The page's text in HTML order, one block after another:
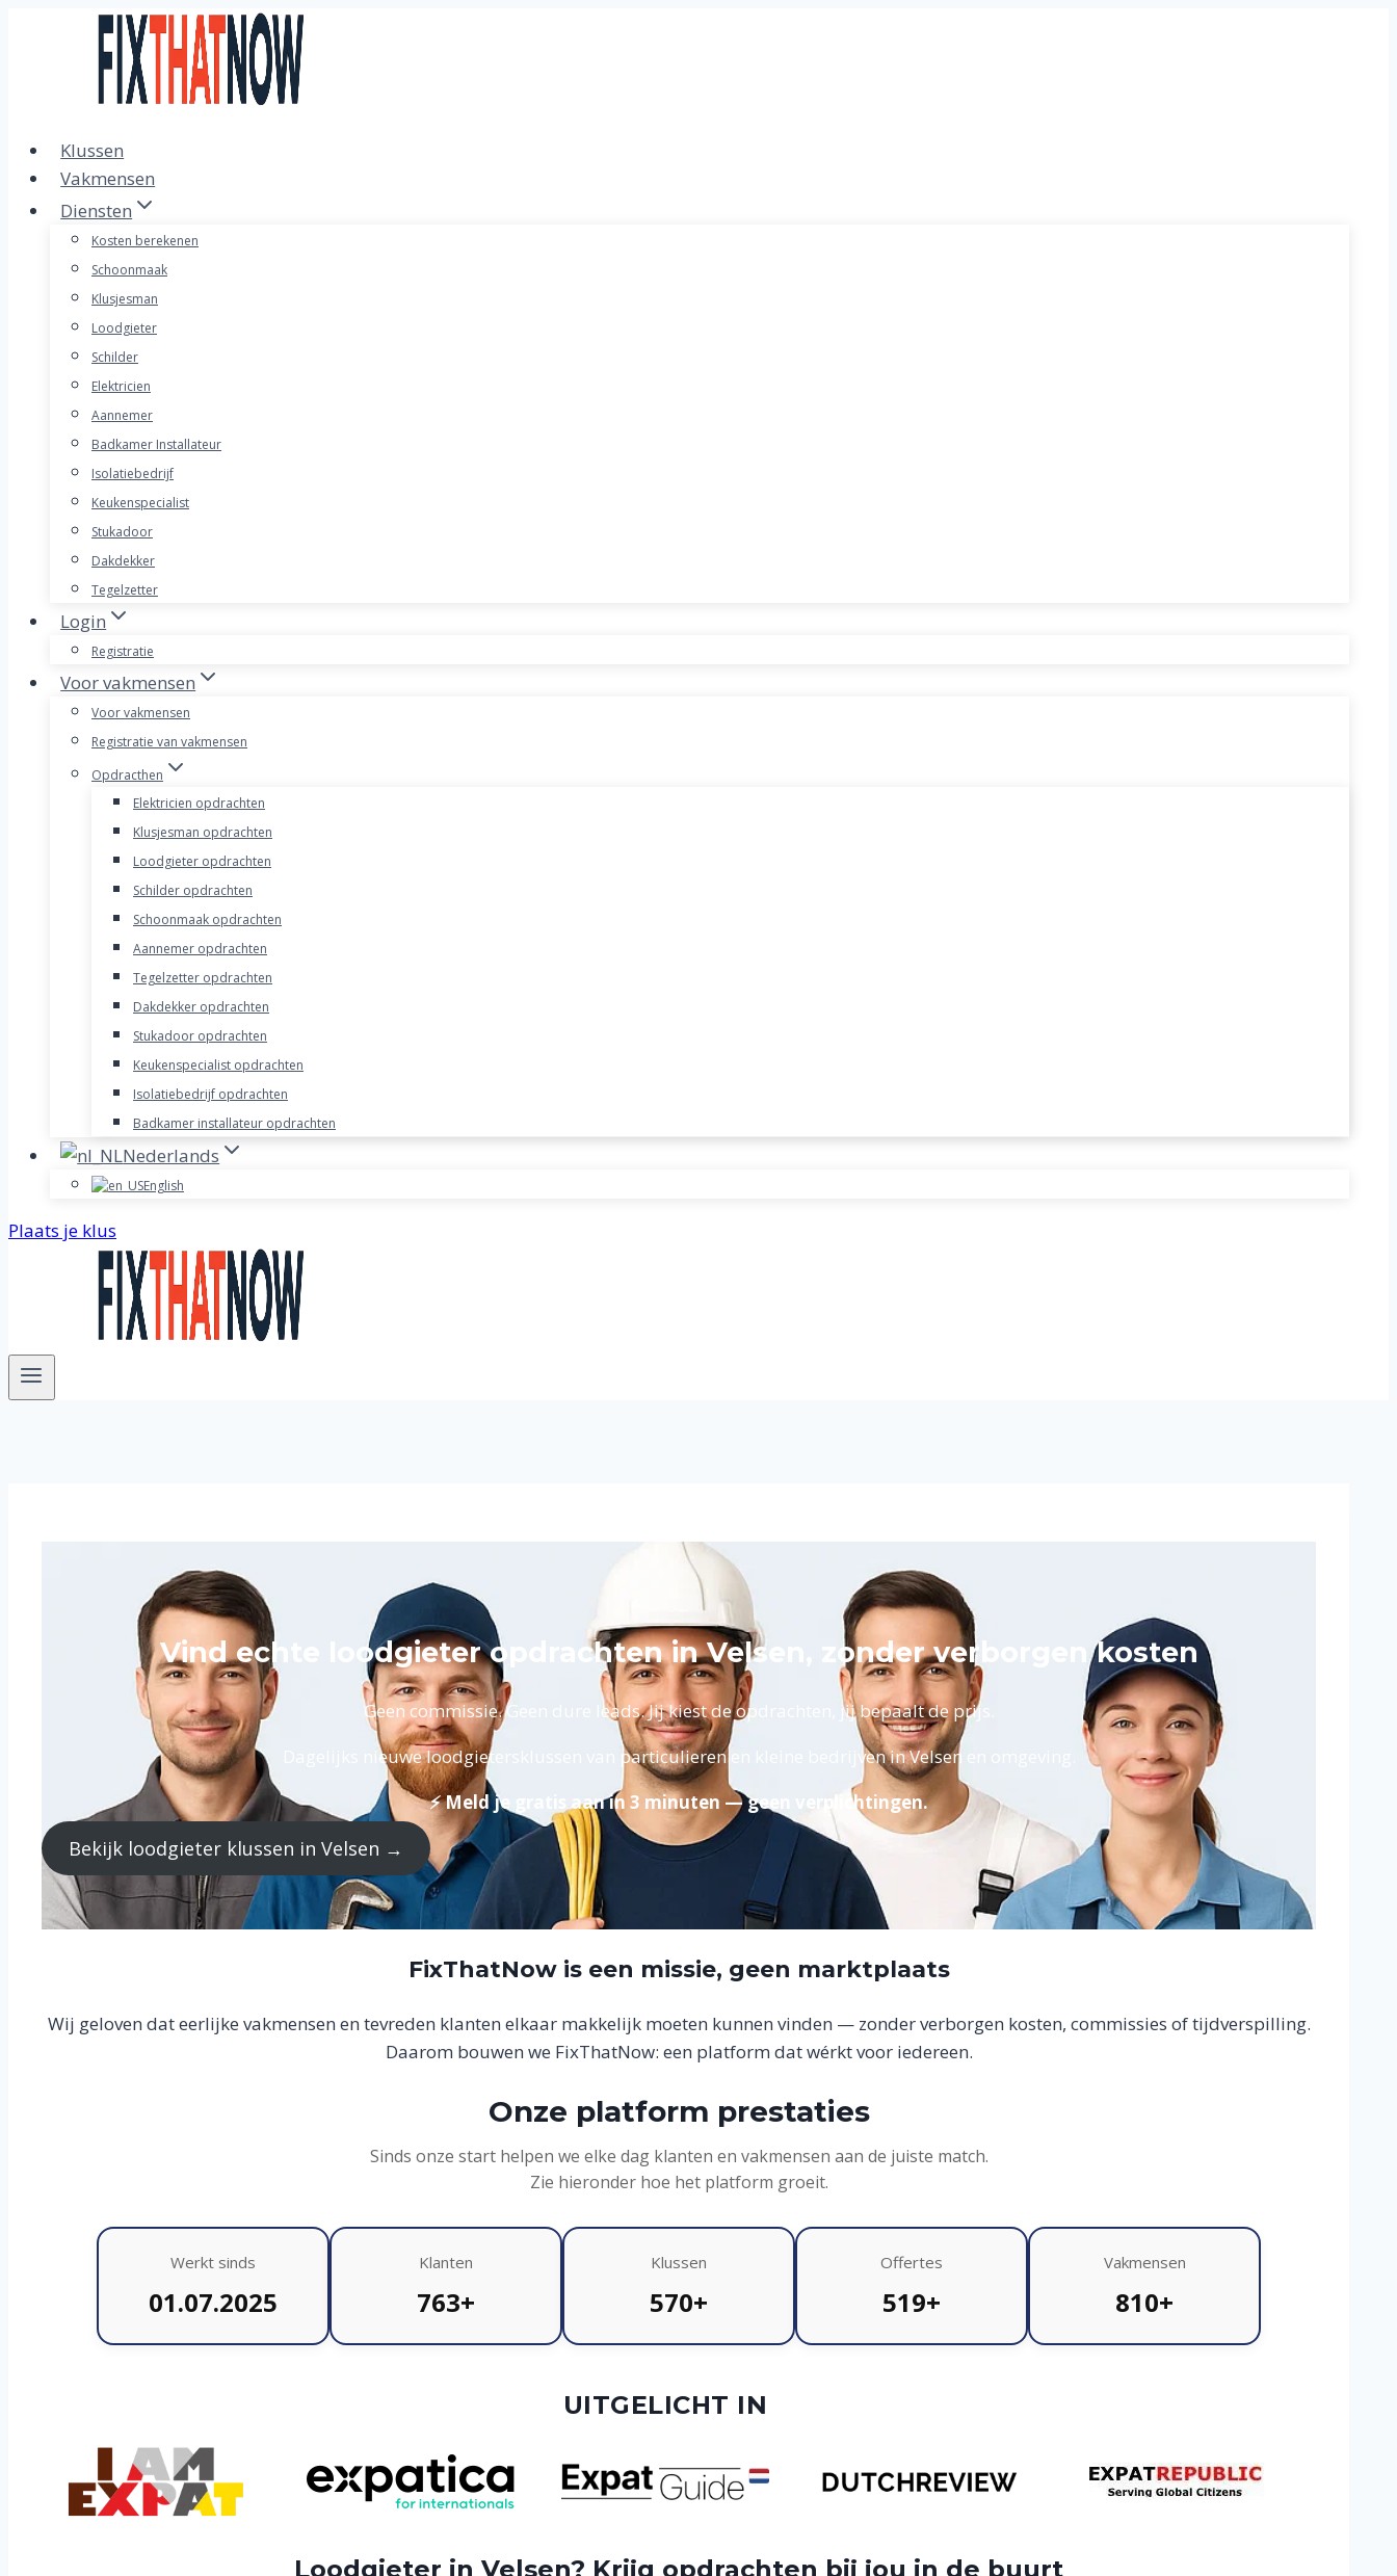
Klussen
Vakmensen
Diensten
Kosten berekenen
Schoonmaak
Klusjesman
Loodgieter
Schilder
Elektricien
Aannemer
Badkamer Installateur
Isolatiebedrijf
Keukenspecialist
Stukadoor
Dakdekker
Tegelzetter
Login
Registratie
Voor vakmensen
Voor vakmensen
Registratie van vakmensen
Opdracthen
Elektricien opdrachten
Klusjesman opdrachten
Loodgieter opdrachten
Schilder opdrachten
Schoonmaak opdrachten
Aannemer opdrachten
Tegelzetter opdrachten
Dakdekker opdrachten
Stukadoor opdrachten
Keukenspecialist opdrachten
Isolatiebedrijf opdrachten
Badkamer installateur opdrachten
Nederlands
English
Plaats je klus
Vind echte loodgieter opdrachten in Velsen, zonder verborgen kosten
Geen commissie. Geen dure leads. Jij kiest de opdrachten, jij bepaalt de prijs.
Dagelijks nieuwe loodgietersklussen van particulieren en kleine bedrijven in Velsen en omgeving.
⚡ Meld je gratis aan in 3 minuten — geen verplichtingen.
Bekijk loodgieter klussen in Velsen →
FixThatNow is een missie, geen marktplaats
Wij geloven dat eerlijke vakmensen en tevreden klanten elkaar makkelijk moeten kunnen vinden — zonder verborgen kosten, commissies of tijdverspilling.
Daarom bouwen we FixThatNow: een platform dat wérkt voor iedereen.
Onze platform prestaties
Sinds onze start helpen we elke dag klanten en vakmensen aan de juiste match.
Zie hieronder hoe het platform groeit.
Werkt sinds
01.07.2025
Klanten
763+
Klussen
570+
Offertes
519+
Vakmensen
810+
UITGELICHT IN
Loodgieter in Velsen? Krijg opdrachten bij jou in de buurt